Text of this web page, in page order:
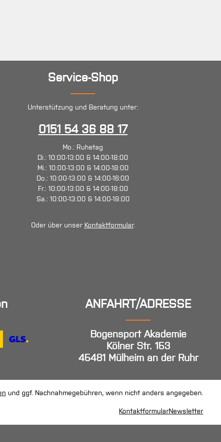
Service-Shop
Unterstützung und Beratung unter:
0151 54 36 88 17
Mo.: Ruhetag
Di.: 10:00-13:00 & 14:00-18:00
Mi.: 10:00-13:00 & 14:00-18:00
Do.: 10:00-13:00 & 14:00-16:00
Fr.: 10:00-13:00 & 14:00-18:00
Sa.: 10:00-13:00 & 14:00-18:00
Oder über unser Kontaktformular.
ANFAHRT/ADRESSE
Bogensport Akademie
Kölner Str. 153
45481 Mülheim an der Ruhr
und ggf. Nachnahmegebühren, wenn nicht anders angegeben.
KontaktformularNewsletter